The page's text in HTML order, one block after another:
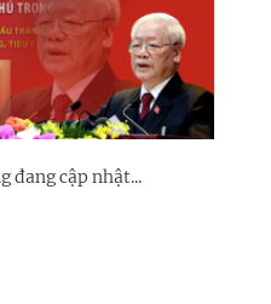
đang cập nhật...